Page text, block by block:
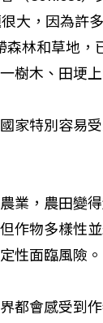
大，因為許
林和草地，
樹木、田埂
家特別容易
業，農田變
作物多樣性
性面臨風險。
都會感受到